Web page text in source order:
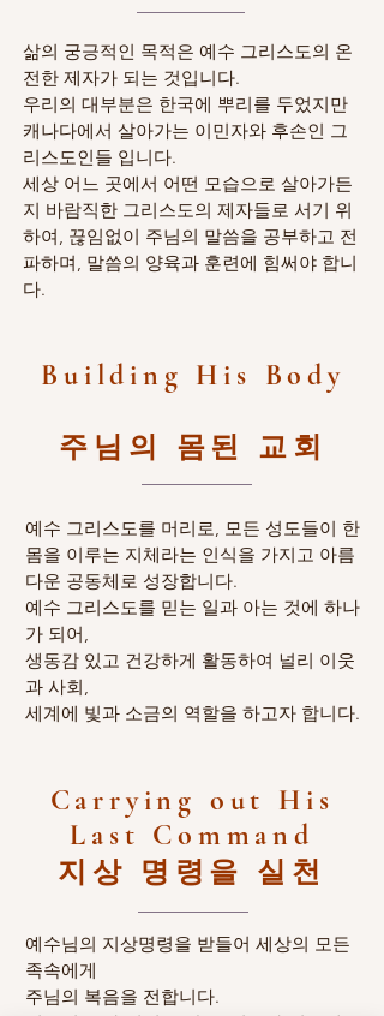
삶의 궁긍적인 목적은 예수 그리스도의 온
전한 제자가 되는 것입니다.
우리의 대부분은 한국에 뿌리를 두었지만
캐나다에서 살아가는 이민자와 후손인 그
리스도인들 입니다.
세상 어느 곳에서 어떤 모습으로 살아가든
지 바람직한 그리스도의 제자들로 서기 위
하여, 끊임없이 주님의 말씀을 공부하고 전
파하며, 말씀의 양육과 훈련에 힘써야 합니
다.
Building His Body
​주님의 몸된 교회
예수 그리스도를 머리로, 모든 성도들이 한
몸을 이루는 지체라는 인식을 가지고 아름
다운 공동체로 성장합니다.
예수 그리스도를 믿는 일과 아는 것에 하나
가 되어,
생동감 있고 건강하게 활동하여 널리 이웃
과 사회,
세계에 빛과 소금의 역할을 하고자 합니다.
Carrying out His
Last Command
​지상 명령을 실천
예수님의 지상명령을 받들어 세상의 모든
족속에게
주님의 복음을 전합니다.